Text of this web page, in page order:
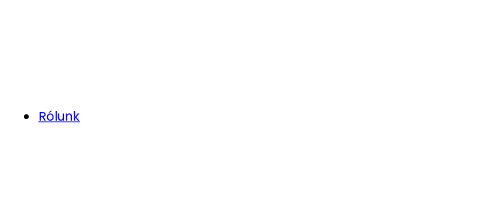
Rólunk